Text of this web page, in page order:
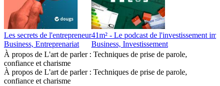
Les secrets de l'entrepreneur
Business, Entreprenariat
41m² - Le podcast de l'investissement
Business, Investissement
À propos de L'art de parler : Techniques de prise de parole,
confiance et charisme
À propos de L'art de parler : Techniques de prise de parole,
confiance et charisme